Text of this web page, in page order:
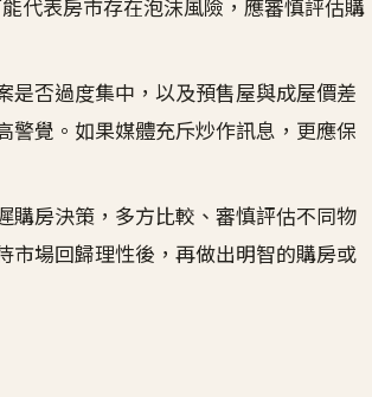
代表房市存在泡沫風險，應審慎評估購
是否過度集中，以及預售屋與成屋價差
警覺。如果媒體充斥炒作訊息，更應保
購房決策，多方比較、審慎評估不同物
市場回歸理性後，再做出明智的購房或